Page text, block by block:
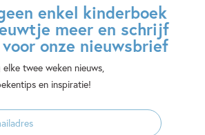
enkel kinderboek
meer en schrijf
onze nieuwsbrief
twee weken nieuws,
en inspiratie!